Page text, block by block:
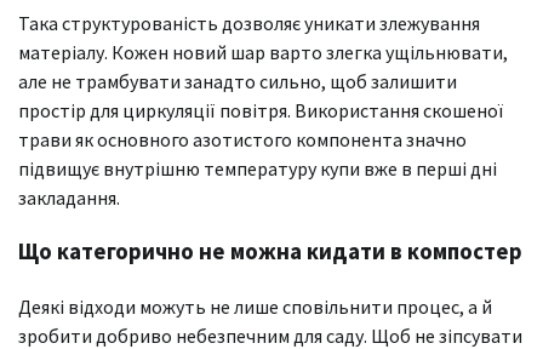
Така структурованість дозволяє уникати злежування
матеріалу. Кожен новий шар варто злегка ущільнювати,
але не трамбувати занадто сильно, щоб залишити
простір для циркуляції повітря. Використання скошеної
трави як основного азотистого компонента значно
підвищує внутрішню температуру купи вже в перші дні
закладання.
Що категорично не можна кидати в компостер
Деякі відходи можуть не лише сповільнити процес, а й
зробити добриво небезпечним для саду. Щоб не зіпсувати